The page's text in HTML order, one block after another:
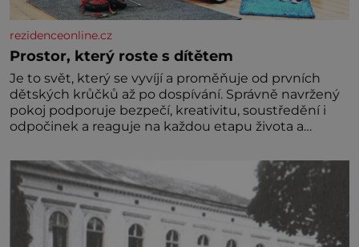
rezidenceonline.cz
Prostor, který roste s dítětem
Je to svět, který se vyvíjí a proměňuje od prvních
dětských krůčků až po dospívání. Správně navržený
pokoj podporuje bezpečí, kreativitu, soustředění i
odpočinek a reaguje na každou etapu života a
jednoduchost, měkkost a bezpečí, proto by pokoj
miminka měl působit především klidně a útulně.
Předškolní věk je